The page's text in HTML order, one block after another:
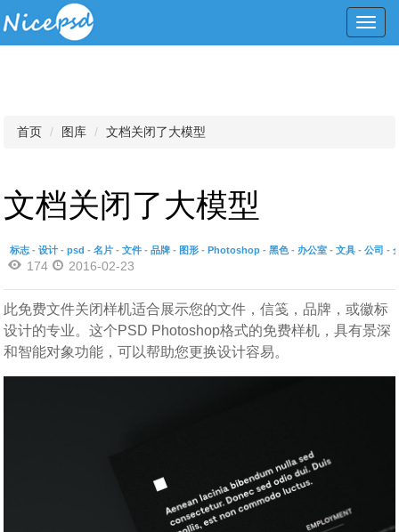
首页 图库 文档关闭了大模型
文档关闭了大模型
标志- 设计- psd - 名片- 文件- 品牌- 图形- Photoshop- 黑色- 办公室- 文具- 公司 -
174 2016-02-23
此免费文件关闭样机适合展示您的文件，信笺，品牌，或徽标
设计的专业。这个PSD Photoshop格式的免费样机，具有景深
和智能对象功能，可以帮助您更换设计容易。